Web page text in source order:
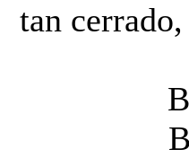
tan